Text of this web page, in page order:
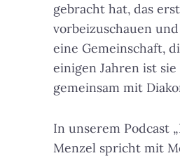
gebracht hat, das
vorbeizuschauen
eine Gemeinschaft,
einigen Jahren ist
gemeinsam mit
In unserem Podcast
Menzel spricht mit